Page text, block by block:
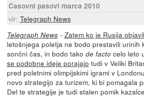
Časovni pasovi marca 2010
vir: Telegraph News
Telegraph News- Zatem ko je Rusija
letošnjega poletja ne bodo prestavili urinih
sončni čas, in bodo tako de facto celo leto
se podobne ideje porajajo tudi v Veliki
pred poletnimi olimpijskimi igrami v
novo strategijo za turizem, ki bi pomagala
Del te strategije je tudi stalen pomik